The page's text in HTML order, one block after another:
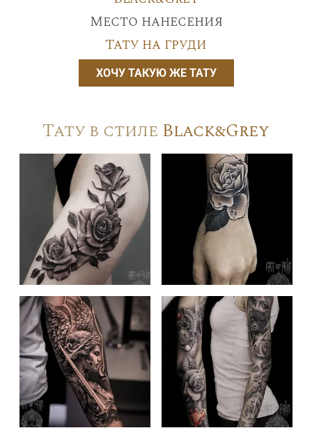
Место нанесения
Тату на груди
ХОЧУ ТАКУЮ ЖЕ ТАТУ
Тату в стиле Black&Grey